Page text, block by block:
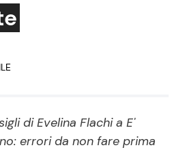
Reality e Talent
di Evelina Flachi a E'
errori da non fare prima